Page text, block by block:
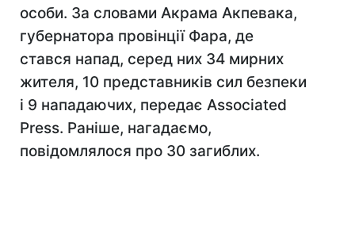
особи. За словами Акрама Акпевака,
губернатора провінції Фара, де
стався напад, серед них 34 мирних
жителя, 10 представників сил безпеки
і 9 нападаючих, передає Associated
Press. Раніше, нагадаємо,
повідомлялося про 30 загиблих.